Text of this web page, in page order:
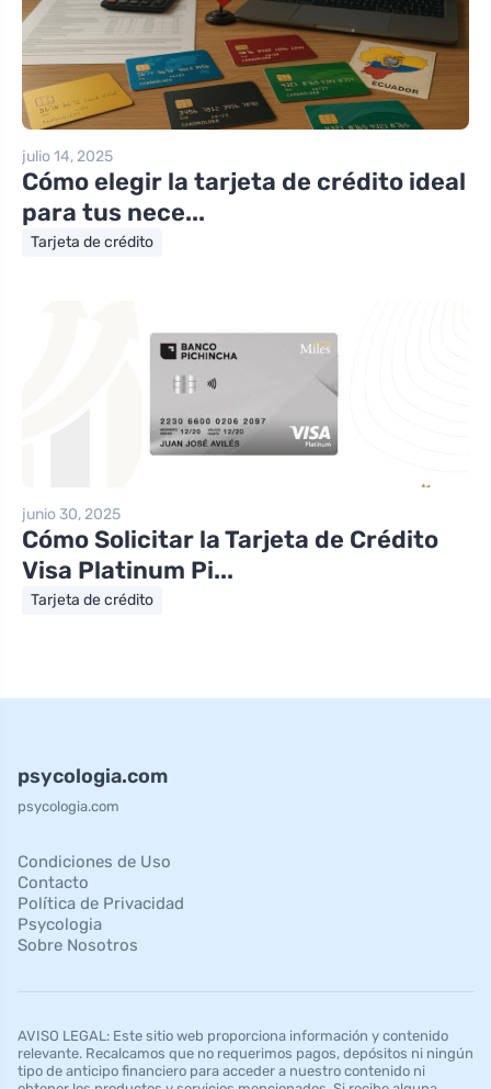
julio 14, 2025
Cómo elegir la tarjeta de crédito ideal
para tus nece...
Tarjeta de crédito
junio 30, 2025
Cómo Solicitar la Tarjeta de Crédito
Visa Platinum Pi...
Tarjeta de crédito
psycologia.com
psycologia.com
Condiciones de Uso
Contacto
Política de Privacidad
Psycologia
Sobre Nosotros
AVISO LEGAL: Este sitio web proporciona información y contenido
relevante. Recalcamos que no requerimos pagos, depósitos ni ningún
tipo de anticipo financiero para acceder a nuestro contenido ni